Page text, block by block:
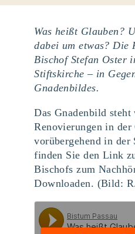
Was heißt Glauben?
dabei um etwas? Die
Bischof Stefan Oster
Stiftskirche – in
Gnadenbildes.
Das Gnadenbild steht
Renovierungen in der
vorübergehend in
finden Sie den Link
Bischofs zum
Downloaden. (Bild: